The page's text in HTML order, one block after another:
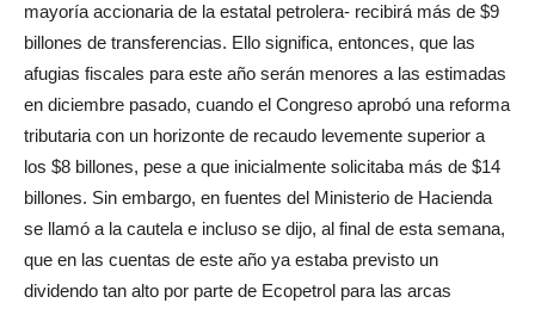
mayoría accionaria de la estatal petrolera- recibirá más de $9
billones de transferencias. Ello significa, entonces, que las
afugias fiscales para este año serán menores a las estimadas
en diciembre pasado, cuando el Congreso aprobó una reforma
tributaria con un horizonte de recaudo levemente superior a
los $8 billones, pese a que inicialmente solicitaba más de $14
billones. Sin embargo, en fuentes del Ministerio de Hacienda
se llamó a la cautela e incluso se dijo, al final de esta semana,
que en las cuentas de este año ya estaba previsto un
dividendo tan alto por parte de Ecopetrol para las arcas